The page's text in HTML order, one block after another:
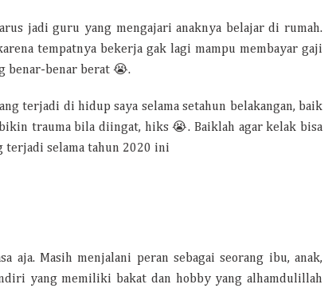
jadi guru yang mengajari anaknya belajar di rumah.
tempatnya bekerja gak lagi mampu membayar gaji
benar-benar berat 😭.
terjadi di hidup saya selama setahun belakangan, baik
trauma bila diingat, hiks 😭. Baiklah agar kelak bisa
terjadi selama tahun 2020 ini
aja. Masih menjalani peran sebagai seorang ibu, anak,
yang memiliki bakat dan hobby yang alhamdulillah